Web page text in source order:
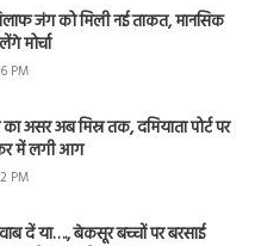
जंग को मिली नई ताकत, मानसिक
मोर्चा
PM
असर अब मिस्र तक, दमियाता पोर्ट पर
में लगी आग
PM
दें या…., बेकसूर बच्चों पर बरसाई